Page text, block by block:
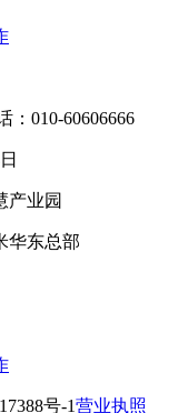
010-60606666
产业园
华东总部
号-1营业执照